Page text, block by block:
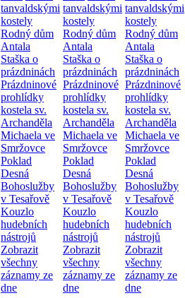
tanvaldskými
kostely
Rodný dům
Antala
Staška o
prázdninách
Prázdninové
prohlídky
kostela sv.
Archanděla
Michaela ve
Smržovce
Poklad
Desná
Bohoslužby
v Tesařově
Kouzlo
hudebních
nástrojů
Zobrazit
všechny
záznamy ze
dne
tanvaldskými
kostely
Rodný dům
Antala
Staška o
prázdninách
Prázdninové
prohlídky
kostela sv.
Archanděla
Michaela ve
Smržovce
Poklad
Desná
Bohoslužby
v Tesařově
Kouzlo
hudebních
nástrojů
Zobrazit
všechny
záznamy ze
dne
tanvaldskými
kostely
Rodný dům
Antala
Staška o
prázdninách
Prázdninové
prohlídky
kostela sv.
Archanděla
Michaela ve
Smržovce
Poklad
Desná
Bohoslužby
v Tesařově
Kouzlo
hudebních
nástrojů
Zobrazit
všechny
záznamy ze
dne